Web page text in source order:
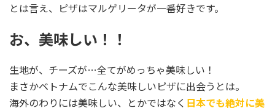
とは言え、ピザはマルゲリータが一番好きです。
お、美味しい！！
生地が、チーズが…全てがめっちゃ美味しい！
まさかベトナムでこんな美味しいピザに出会うとは。
海外のわりには美味しい、とかではなく 日本でも絶対に美